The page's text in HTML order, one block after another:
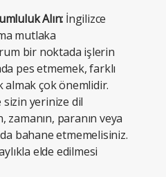
Alın: İngilizce
mutlaka
bir noktada işlerin
pes etmemek, farklı
almak çok önemlidir.
yerinize dil
zamanın, paranın veya
da bahane etmemelisiniz.
elde edilmesi